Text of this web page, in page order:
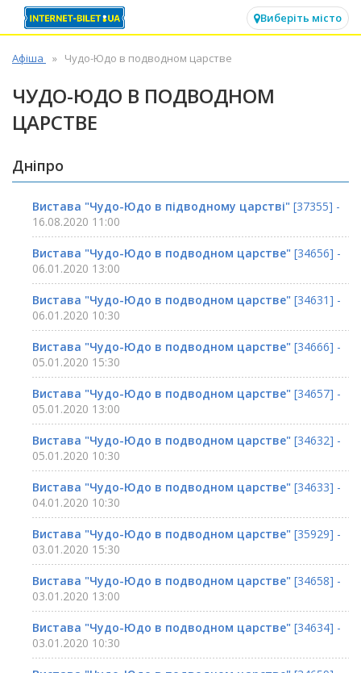
Виберіть місто
Афіша Чудо-Юдо в подводном царстве
ЧУДО-ЮДО В ПОДВОДНОМ
ЦАРСТВЕ
Дніпро
Вистава "Чудо-Юдо в підводному царстві" [37355] -
16.08.2020 11:00
Вистава "Чудо-Юдо в подводном царстве" [34656] -
06.01.2020 13:00
Вистава "Чудо-Юдо в подводном царстве" [34631] -
06.01.2020 10:30
Вистава "Чудо-Юдо в подводном царстве" [34666] -
05.01.2020 15:30
Вистава "Чудо-Юдо в подводном царстве" [34657] -
05.01.2020 13:00
Вистава "Чудо-Юдо в подводном царстве" [34632] -
05.01.2020 10:30
Вистава "Чудо-Юдо в подводном царстве" [34633] -
04.01.2020 10:30
Вистава "Чудо-Юдо в подводном царстве" [35929] -
03.01.2020 15:30
Вистава "Чудо-Юдо в подводном царстве" [34658] -
03.01.2020 13:00
Вистава "Чудо-Юдо в подводном царстве" [34634] -
03.01.2020 10:30